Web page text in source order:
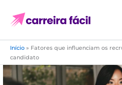
para
conteúdo
Início » Fatores que influenciam os
candidato